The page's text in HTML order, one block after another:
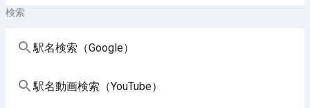
検索
駅名検索（Google）
駅名動画検索（YouTube）